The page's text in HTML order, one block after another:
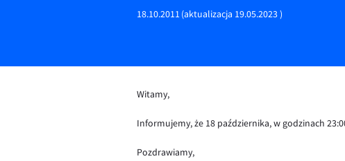
18.10.2011(aktualizacja 19.05.2023)
Witamy,
Informujemy, że 18 października, w godzinach
Pozdrawiamy,